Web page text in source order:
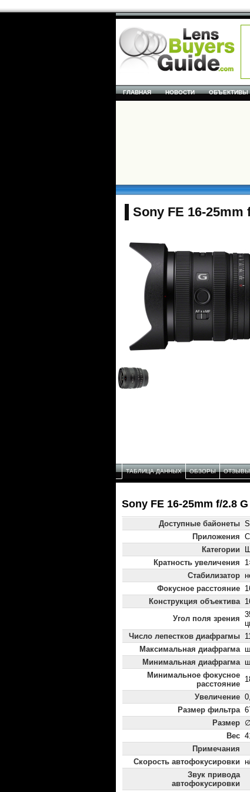
ГЛАВНАЯ НОВОСТИ ОБЪЕКТИВЫ
Sony FE 16-25mm
ТАБЛИЦА ДАННЫХ ОБЗОРЫ
Sony FE 16-25mm f/2.8
Доступные байонеты
Приложения
Категории
Кратность увеличения
Стабилизатор
Фокусное расстояние
Конструкция объектива
Угол поля зрения
Число лепестков диафрагмы
Максимальная диафрагма
Минимальная диафрагма
Минимальное фокусное
расстояние
Увеличение
Размер фильтра
Размер
Вес
Примечания
Скорость автофокусировки
Звук привода
автофокусировки